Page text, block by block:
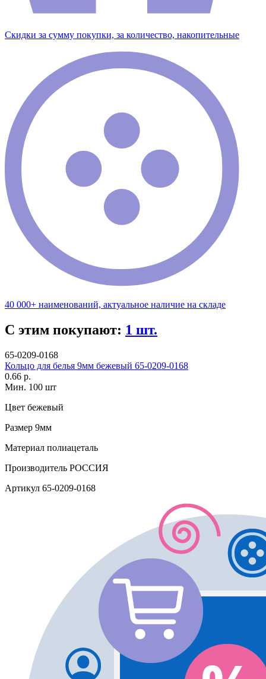
Скидки за сумму покупки, за количество, накопительные
40 000+ наименований, актуальное наличие на складе
С этим покупают: 1 шт.
65-0209-0168
Кольцо для белья 9мм бежевый 65-0209-0168
0.66 р.
Мин. 100 шт
Цвет бежевый
Размер 9мм
Материал полиацеталь
Производитель РОССИЯ
Артикул 65-0209-0168